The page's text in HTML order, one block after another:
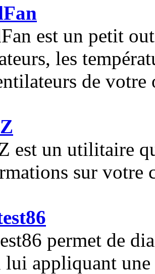
est un petit
les
de votre
est un utilitaire
sur votre
permet de
lui appliquant une